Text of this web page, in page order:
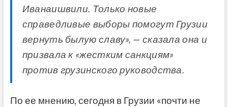
Иванаишвили. Только новые
справедливые выборы помогут Грузии
вернуть былую славу», — сказала она и
призвала к «жестким санкциям»
против грузинского руководства.
По ее мнению, сегодня в Грузии «почти не